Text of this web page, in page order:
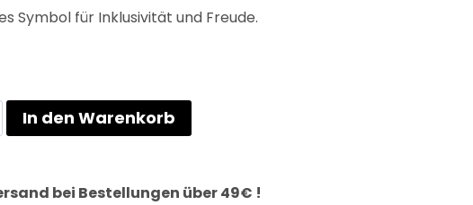
Symbol für Inklusivität und Freude.
In den Warenkorb
bei Bestellungen über 49€ !